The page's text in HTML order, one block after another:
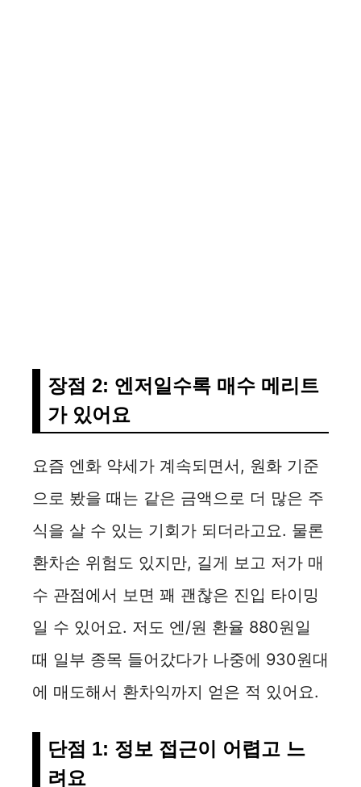
장점 2: 엔저일수록 매수 메리트
가 있어요
요즘 엔화 약세가 계속되면서, 원화 기준
으로 봤을 때는 같은 금액으로 더 많은 주
식을 살 수 있는 기회가 되더라고요. 물론
환차손 위험도 있지만, 길게 보고 저가 매
수 관점에서 보면 꽤 괜찮은 진입 타이밍
일 수 있어요. 저도 엔/원 환율 880원일
때 일부 종목 들어갔다가 나중에 930원대
에 매도해서 환차익까지 얻은 적 있어요.
단점 1: 정보 접근이 어렵고 느
려요